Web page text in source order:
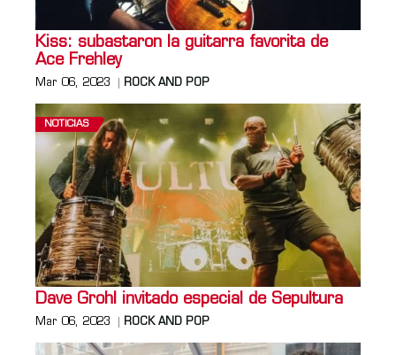
Kiss: subastaron la guitarra favorita de
Ace Frehley
Mar 06, 2023 ROCK AND POP
NOTICIAS
Dave Grohl invitado especial de Sepultura
Mar 06, 2023 ROCK AND POP